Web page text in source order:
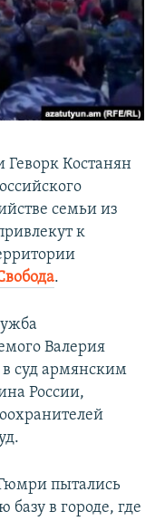
Костанян
семьи из
к
.
Валерия
суд армянским
России,
пытались
в городе, где